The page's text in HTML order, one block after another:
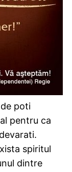
poti
pentru ca
spiritul
dintre